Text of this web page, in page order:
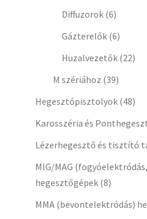
Diffuzorok (6)
Gázterelők (6)
Huzalvezetők (22)
M szériához (39)
Hegesztőpisztolyok (48)
Karosszéria és
Lézerhegesztő és tisztító
MIG/MAG
hegesztőgépek (8)
MMA (bevontelektródás)